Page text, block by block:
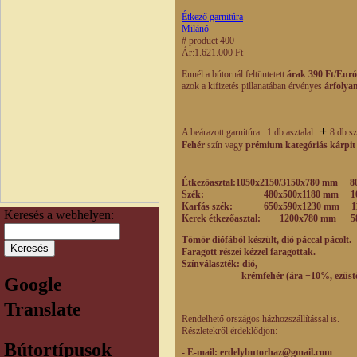
Keresés a webhelyen:
Google
Translate
Bútortípusok
Étkező garnitúra
Milánó
# product 400
Ár:1.621.000 Ft
Ennél a bútornál feltüntetett árak 390 Ft/
azok a kifizetés pillanatában érvényes
A beárazott garnitúra: 1 db asztalal + 8 db
Fehér szín vagy prémium kategóriás kárpit
Étkezőasztal:1050x2150/3150x780 mm
Szék: 480x500x1180 mm
Karfás szék: 650x590x1230 mm
Kerek étkezőasztal: 1200x780 mm
Tömör diófából készült, dió páccal pácolt.
Faragott részei kézzel faragottak.
Színválaszték: dió,
krémfehér (ára +10%, ezüstözött
Rendelhető országos házhozszállítással is.
Részletekről érdeklődjön:
- E-mail: erdelybutorhaz@gmail.com